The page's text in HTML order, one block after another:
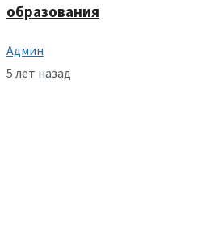
образования
Админ
5 лет назад